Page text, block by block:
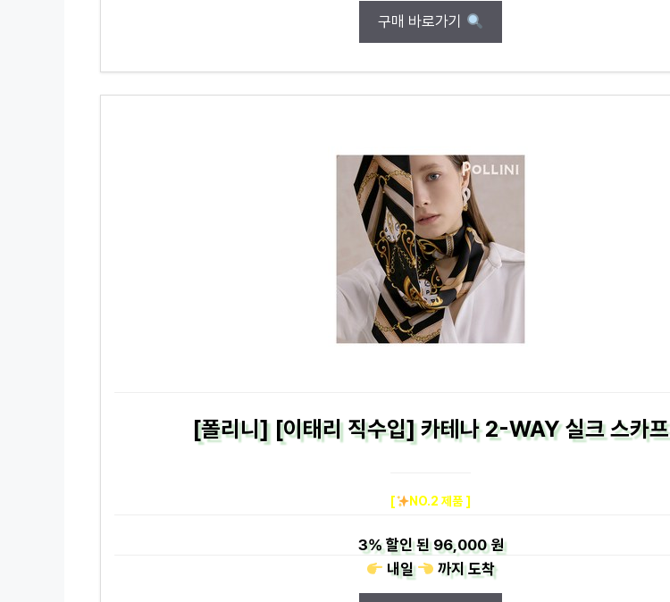
구매 바로가기
[폴리니] [이태리 직수입] 카테나 2-WAY 실크 스카프
[ NO.2 제품 ]
3%할인 된96,000 원
내일
까지도착